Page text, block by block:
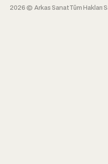
2026 © Arkas SanatTüm Hakları